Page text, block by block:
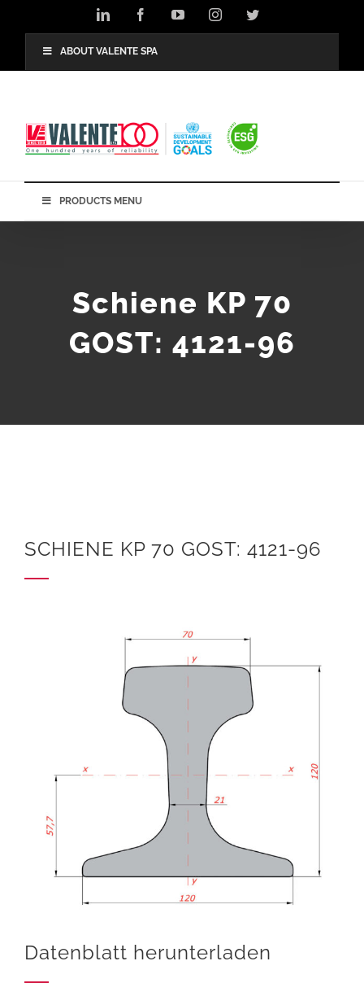
LinkedIn FacebookYouTubeInstagramTwitter
ABOUT VALENTE SPA
PRODUCTS MENU
Schiene KP 70
GOST: 4121-96
SCHIENE KP 70 GOST: 4121-96
Datenblatt herunterladen